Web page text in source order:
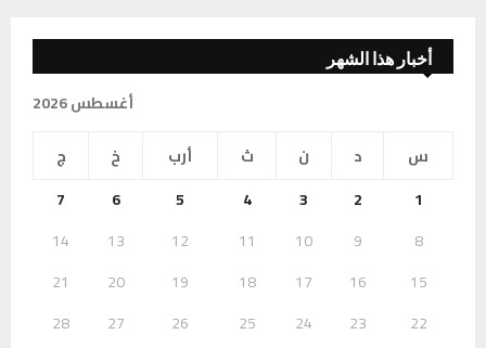
أخبار هذا الشهر
أغسطس 2026
س
د ن ث أرب خ
ج
1
2
3
4
5
6
7
8
9
10
11
12
13
14
15
16
17
18
19
20
21
22
23
24
25
26
27
28